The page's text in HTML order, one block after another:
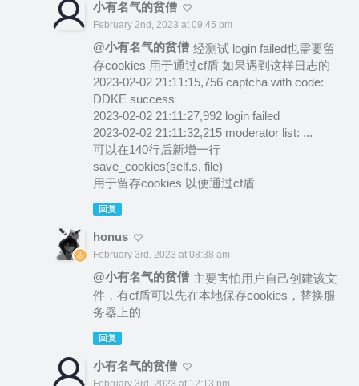
小有名气的贫僧
February 2nd, 2023 at 09:45 pm
@小有名气的贫僧 经测试 login failed也需要留
存cookies 用于通过cf盾 如果遇到这样日志的
2023-02-02 21:11:15,756 captcha with code:
DDKE success
2023-02-02 21:11:27,992 login failed
2023-02-02 21:11:32,215 moderator list: ...
可以在140行后新增一行
save_cookies(self.s, file)
用于留存cookies 以便通过cf盾
回复
honus
February 3rd, 2023 at 08:38 am
@小有名气的贫僧 主要害怕用户自己创建该文
件，有cf盾可以先在本地保存cookies，替换服
务器上的
回复
小有名气的贫僧
February 3rd, 2023 at 12:13 pm